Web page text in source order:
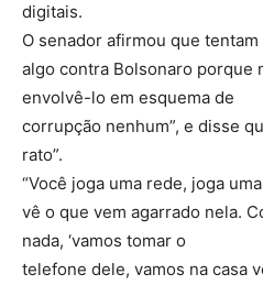
digitais.
O senador afirmou que tentam
algo contra Bolsonaro porque
envolvê-lo em esquema de
corrupção nenhum”, e disse
rato”.
“Você joga uma rede, joga
vê o que vem agarrado nela.
nada, ‘vamos tomar o
telefone dele, vamos na casa